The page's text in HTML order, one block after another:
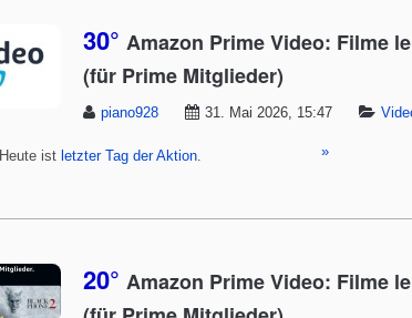
30° Amazon Prime Video: Filme
(für Prime Mitglieder)
piano928 31. Mai 2026, 15:47
Heute ist letzter Tag der Aktion. »
20° Amazon Prime Video: Filme